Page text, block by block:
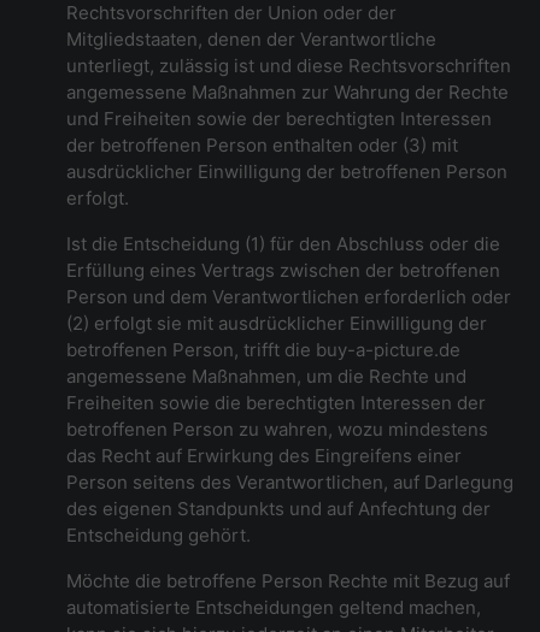
Rechtsvorschriften der Union oder der
Mitgliedstaaten, denen der Verantwortliche
unterliegt, zulässig ist und diese Rechtsvorschriften
angemessene Maßnahmen zur Wahrung der Rechte
und Freiheiten sowie der berechtigten Interessen
der betroffenen Person enthalten oder (3) mit
ausdrücklicher Einwilligung der betroffenen Person
erfolgt.
Ist die Entscheidung (1) für den Abschluss oder die
Erfüllung eines Vertrags zwischen der betroffenen
Person und dem Verantwortlichen erforderlich oder
(2) erfolgt sie mit ausdrücklicher Einwilligung der
betroffenen Person, trifft die buy-a-picture.de
angemessene Maßnahmen, um die Rechte und
Freiheiten sowie die berechtigten Interessen der
betroffenen Person zu wahren, wozu mindestens
das Recht auf Erwirkung des Eingreifens einer
Person seitens des Verantwortlichen, auf Darlegung
des eigenen Standpunkts und auf Anfechtung der
Entscheidung gehört.
Möchte die betroffene Person Rechte mit Bezug auf
automatisierte Entscheidungen geltend machen,